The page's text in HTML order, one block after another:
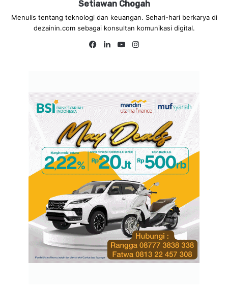
Setiawan Chogah
Menulis tentang teknologi dan keuangan. Sehari-hari berkarya di
dezainin.com sebagai konsultan komunikasi digital.
Fa
Lin
Yo